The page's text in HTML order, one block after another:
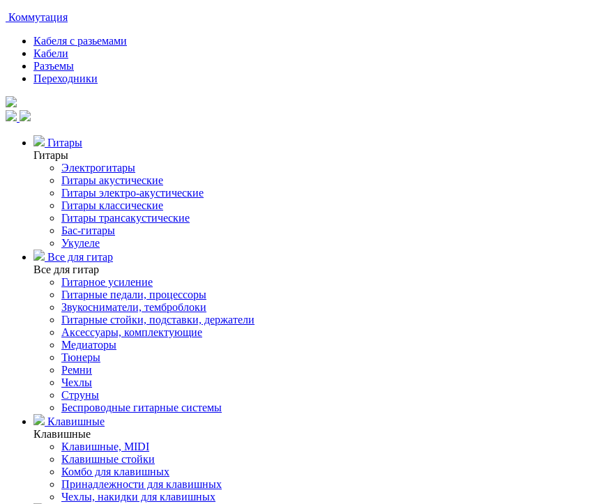
Коммутация
Кабеля с разьемами
Кабели
Разъемы
Переходники
Гитары
Гитары
Электрогитары
Гитары акустические
Гитары электро-акустические
Гитары классические
Гитары трансакустические
Бас-гитары
Укулеле
Все для гитар
Все для гитар
Гитарное усиление
Гитарные педали, процессоры
Звукосниматели, темброблоки
Гитарные стойки, подставки, держатели
Аксессуары, комплектующие
Медиаторы
Тюнеры
Ремни
Чехлы
Струны
Беспроводные гитарные системы
Клавишные
Клавишные
Клавишные, MIDI
Клавишные стойки
Комбо для клавишных
Принадлежности для клавишных
Чехлы, накидки для клавишных